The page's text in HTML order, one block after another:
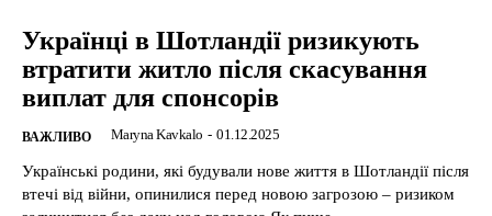
Українці в Шотландії ризикують
втратити житло після скасування
виплат для спонсорів
ВАЖЛИВО Maryna Kavkalo - 01.12.2025
Українські родини, які будували нове життя в Шотландії після
втечі від війни, опинилися перед новою загрозою – ризиком